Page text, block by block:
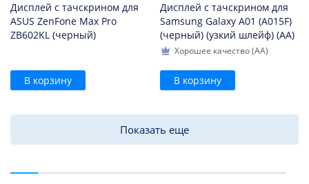
Дисплей с тачскрином для
ASUS ZenFone Max Pro
ZB602KL (черный)
В корзину
Дисплей с тачскрином для
Samsung Galaxy A01 (A015F)
(черный) (узкий шлейф) (AA)
Хорошее качество (AA)
В корзину
Показать еще